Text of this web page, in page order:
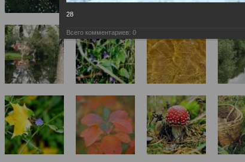
28
Всего комментариев: 0